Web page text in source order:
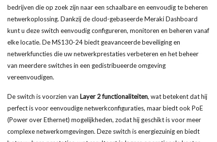
bedrijven die op zoek zijn naar een schaalbare en eenvoudig te beheren
netwerkoplossing. Dankzij de cloud-gebaseerde Meraki Dashboard
kunt u deze switch eenvoudig configureren, monitoren en beheren vanaf
elke locatie. De MS130-24 biedt geavanceerde beveiliging en
netwerkfuncties die uw netwerkprestaties verbeteren en het beheer
van meerdere switches in een gedistribueerde omgeving
vereenvoudigen.
De switch is voorzien van Layer 2 functionaliteiten, wat betekent dat hij
perfect is voor eenvoudige netwerkconfiguraties, maar biedt ook PoE
(Power over Ethernet) mogelijkheden, zodat hij geschikt is voor meer
complexe netwerkomgevingen. Deze switch is energiezuinig en biedt